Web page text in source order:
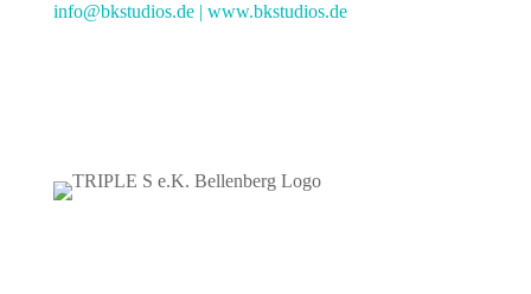
info@bkstudios.de | www.bkstudios.de